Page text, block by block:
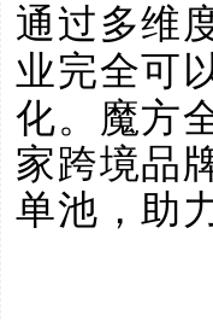
通过多维
业完全可
化。魔方
家跨境品
单池，助